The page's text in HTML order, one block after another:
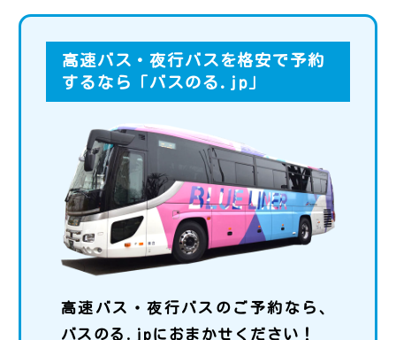
高速バス・夜行バスを格安で予約
するなら「バスのる.jp」
高速バス・夜行バスのご予約なら、
バスのる.jpにおまかせください！